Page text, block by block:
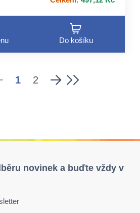
Do košíku
1 2
novinek a buďte vždy v